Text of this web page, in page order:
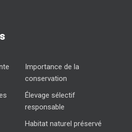
Importance de la
conservation
Élevage sélectif
responsable
Habitat naturel préservé